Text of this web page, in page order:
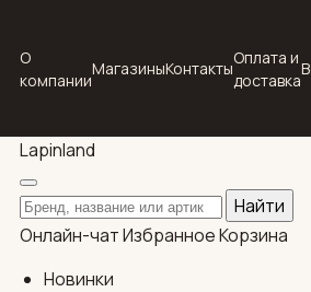
О
компании
МагазиныКонтакты
Оплата и
доставка
Lapinland
Поиск по каталогу
Найти
Онлайн-чатИзбранноеКорзина
Новинки